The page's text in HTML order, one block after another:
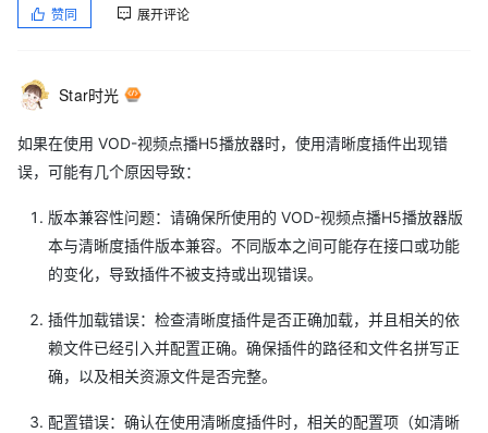
赞同 展开评论
Star时光
如果在使用 VOD-视频点播H5播放器时，使用清晰度插件出现错
误，可能有几个原因导致：
版本兼容性问题：请确保所使用的 VOD-视频点播H5播放器版
本与清晰度插件版本兼容。不同版本之间可能存在接口或功能
的变化，导致插件不被支持或出现错误。
插件加载错误：检查清晰度插件是否正确加载，并且相关的依
赖文件已经引入并配置正确。确保插件的路径和文件名拼写正
确，以及相关资源文件是否完整。
配置错误：确认在使用清晰度插件时，相关的配置项（如清晰